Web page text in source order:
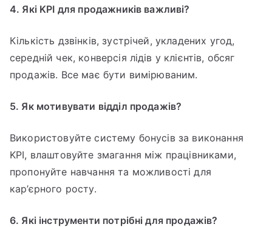
4. Які KPI для продажників важливі?
Кількість дзвінків, зустрічей, укладених угод,
середній чек, конверсія лідів у клієнтів, обсяг
продажів. Все має бути вимірюваним.
5. Як мотивувати відділ продажів?
Використовуйте систему бонусів за виконання
KPI, влаштовуйте змагання між працівниками,
пропонуйте навчання та можливості для
кар’єрного росту.
6. Які інструменти потрібні для продажів?